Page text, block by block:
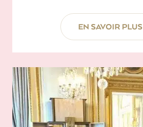
EN SAVOIR PLUS